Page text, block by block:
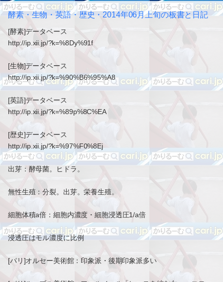
酵素・生物・英語・歴史・2014年06月上旬の板書と日記
[酵素]データベース
http://ip.xii.jp/?k=%8Dy%91f
[生物]データベース
http://ip.xii.jp/?k=%90%B6%95%A8
[英語]データベース
http://ip.xii.jp/?k=%89p%8C%EA
[歴史]データベース
http://ip.xii.jp/?k=%97%F0%8Ej
出芽：酵母菌。ヒドラ。
無性生殖：分裂。出芽。栄養生殖。
細胞体積a倍：細胞内濃度・細胞浸透圧1/a倍
浸透圧はモル濃度に比例
[パリ]オルセー美術館：印象派・後期印象派多い